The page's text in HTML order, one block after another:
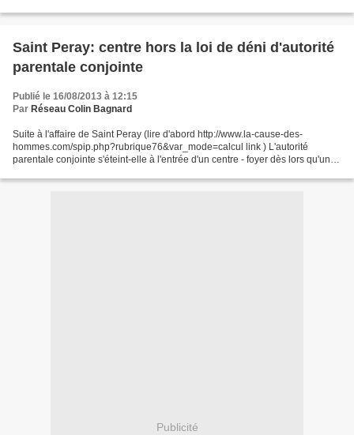
Saint Peray: centre hors la loi de déni d'autorité
parentale conjointe
Publié le 16/08/2013 à 12:15
Par Réseau Colin Bagnard
Suite à l'affaire de Saint Peray (lire d'abord http://www.la-cause-des-
hommes.com/spip.php?rubrique76&var_mode=calcul link ) L'autorité
parentale conjointe s'éteint-elle à l'entrée d'un centre - foyer dès lors qu'une
Publicité